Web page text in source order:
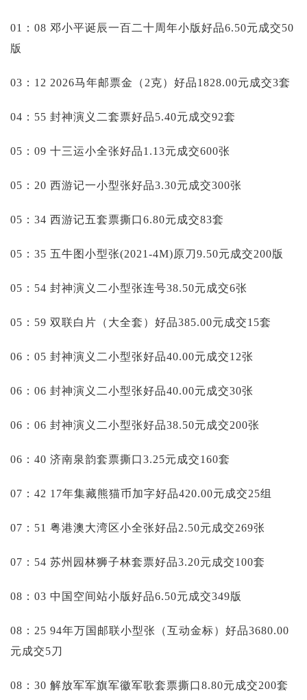
01：08 邓小平诞辰一百二十周年小版好品6.50元成交50
版
03：12 2026马年邮票金（2克）好品1828.00元成交3套
04：55 封神演义二套票好品5.40元成交92套
05：09 十三运小全张好品1.13元成交600张
05：20 西游记一小型张好品3.30元成交300张
05：34 西游记五套票撕口6.80元成交83套
05：35 五牛图小型张(2021-4M)原刀9.50元成交200版
05：54 封神演义二小型张连号38.50元成交6张
05：59 双联白片（大全套）好品385.00元成交15套
06：05 封神演义二小型张好品40.00元成交12张
06：06 封神演义二小型张好品40.00元成交30张
06：06 封神演义二小型张好品38.50元成交200张
06：40 济南泉韵套票撕口3.25元成交160套
07：42 17年集藏熊猫币加字好品420.00元成交25组
07：51 粤港澳大湾区小全张好品2.50元成交269张
07：54 苏州园林狮子林套票好品3.20元成交100套
08：03 中国空间站小版好品6.50元成交349版
08：25 94年万国邮联小型张（互动金标）好品3680.00
元成交5刀
08：30 解放军军旗军徽军歌套票撕口8.80元成交200套